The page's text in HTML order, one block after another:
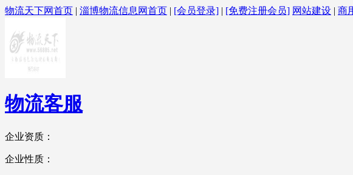
物流天下网首页 | 淄博物流信息网首页 | [会员登录] | [免费注册会员] 网站建设 | 商
物流客服
企业资质：
企业性质：